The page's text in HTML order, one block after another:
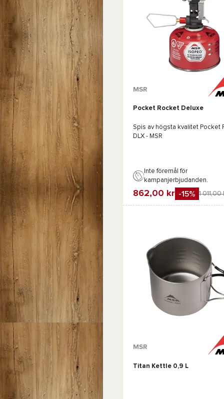
MSR
Pocket Rocket Deluxe
Spis av högsta kvalitet Pocket
DLX - MSR
Inte föremål för
kampanjerbjudanden.
862,00 kr -15% 1 011,00
MSR
Titan Kettle 0,9 L